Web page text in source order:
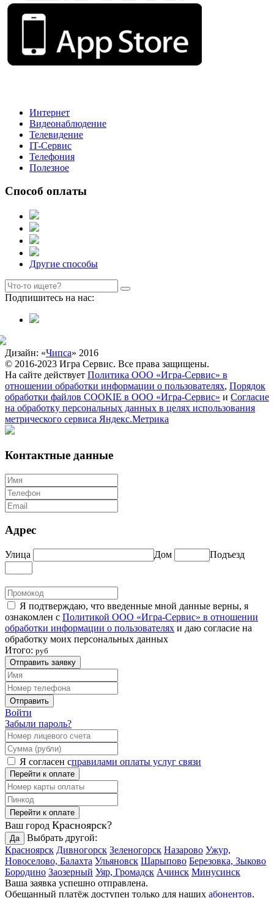
Интернет
Видеонаблюдение
Телевидение
IT-Сервис
Телефония
Полезное
Способ оплаты
Другие способы
Подпишитесь на нас:
Дизайн: «Чипса» 2016
© 2016-2023 Игра Сервис. Все права защищены.
На сайте действует Политика ООО «Игра-Сервис» в
отношении обработки информации о пользователях, Порядок
обработки файлов COOKIE в ООО «Игра-Сервис» и Согласие
на обработку персональных данных в целях использования
метрического сервиса Яндекс.Метрика
Контактные данные
Адрес
Улица Дом Подъезд
Я подтверждаю, что введенные мной данные верны, я
ознакомлен с Политикой ООО «Игра-Сервис» в отношении
обработки информации о пользователях и даю согласие на
обработку моих персональных данных
Итого: руб
Отправить заявку
Отправить
Войти
Забыли пароль?
Я согласен справилами оплаты услуг связи
Перейти к оплате
Перейти к оплате
Ваш город Красноярск?
Да
Выбрать другой:
Красноярск Дивногорск Зеленогорск Назарово Ужур,
Новоселово, Балахта Ульяновск Шарыпово Березовка, Зыково
Бородино Заозерный Уяр, Громадск Ачинск Минусинск
Ваша заявка успешно отправлена.
Обещанный платёж доступен только для наших абонентов.